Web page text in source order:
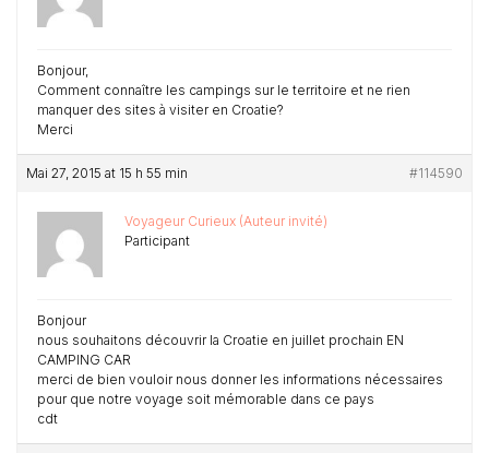
Bonjour,
Comment connaître les campings sur le territoire et ne rien
manquer des sites à visiter en Croatie?
Merci
Mai 27, 2015 at 15 h 55 min #114590
Voyageur Curieux (Auteur invité)
Participant
Bonjour
nous souhaitons découvrir la Croatie en juillet prochain EN
CAMPING CAR
merci de bien vouloir nous donner les informations nécessaires
pour que notre voyage soit mémorable dans ce pays
cdt